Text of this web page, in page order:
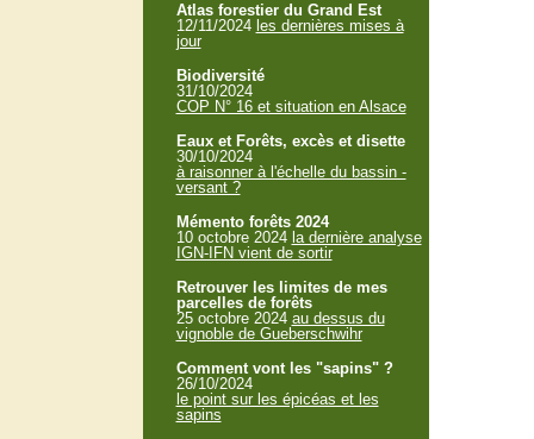
Atlas forestier du Grand Est
12/11/2024 les dernières mises à
jour
Biodiversité
31/10/2024
COP N° 16 et situation en Alsace
Eaux et Forêts, excès et disette
30/10/2024
à raisonner à l'échelle du bassin -
versant ?
Mémento forêts 2024
10 octobre 2024 la dernière analyse
IGN-IFN vient de sortir
Retrouver les limites de mes
parcelles de forêts
25 octobre 2024 au dessus du
vignoble de Gueberschwihr
Comment vont les "sapins" ?
26/10/2024
le point sur les épicéas et les
sapins